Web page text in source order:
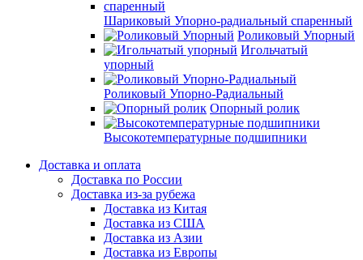
Шариковый Упорно-радиальный спаренный
Роликовый Упорный
Игольчатый
упорный
Роликовый Упорно-Радиальный
Опорный ролик
Высокотемпературные подшипники
Доставка и оплата
Доставка по России
Доставка из-за рубежа
Доставка из Китая
Доставка из США
Доставка из Азии
Доставка из Европы